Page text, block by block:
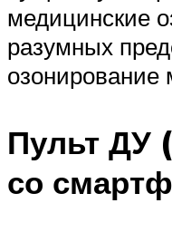
медицинские
разумных
озонирование
Пульт ДУ
со